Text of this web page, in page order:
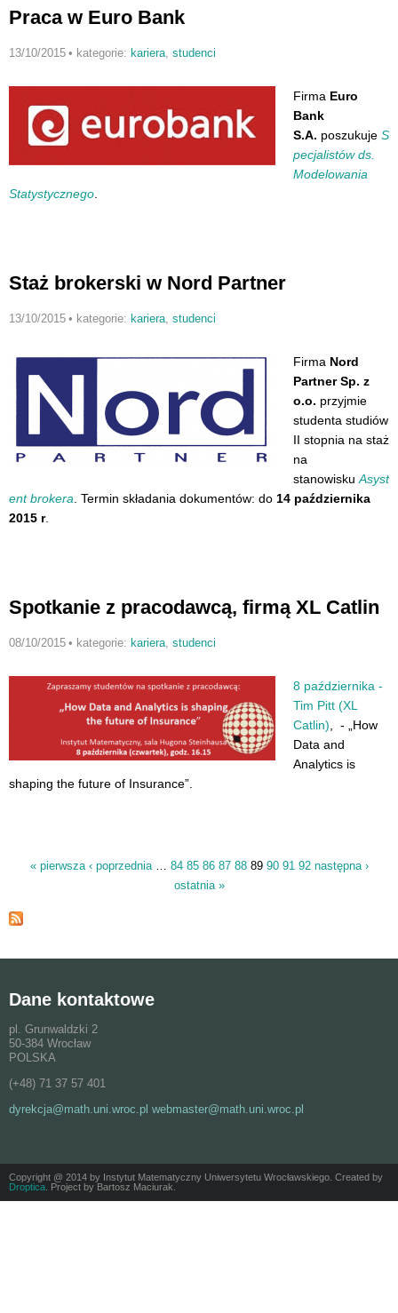
Praca w Euro Bank
13/10/2015 • kategorie: kariera, studenci
Firma Euro
Bank
S.A. poszukuje S
pecjalistów ds.
Modelowania
Statystycznego.
Staż brokerski w Nord Partner
13/10/2015 • kategorie: kariera, studenci
Firma Nord
Partner Sp. z
o.o. przyjmie
studenta studiów
II stopnia na staż
na
stanowisku Asyst
ent brokera . Termin składania dokumentów: do 14 października
2015 r.
Spotkanie z pracodawcą, firmą XL Catlin
08/10/2015 • kategorie: kariera, studenci
8 października -
Tim Pitt (XL
Catlin) , - „How
Data and
Analytics is
shaping the future of Insurance”.
« pierwsza ‹ poprzednia … 84 85 86 87 88 89 90 91 92 następna ›
ostatnia »
Dane kontaktowe
pl. Grunwaldzki 2
50-384 Wrocław
POLSKA
(+48) 71 37 57 401
dyrekcja@math.uni.wroc.pl webmaster@math.uni.wroc.pl
Copyright @ 2014 by Instytut Matematyczny Uniwersytetu Wrocławskiego. Created by
Droptica . Project by Bartosz Maciurak.